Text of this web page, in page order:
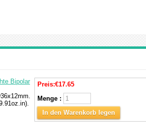
Bipolar
Preis:€17.65
Menge :
In den Warenkorb legen